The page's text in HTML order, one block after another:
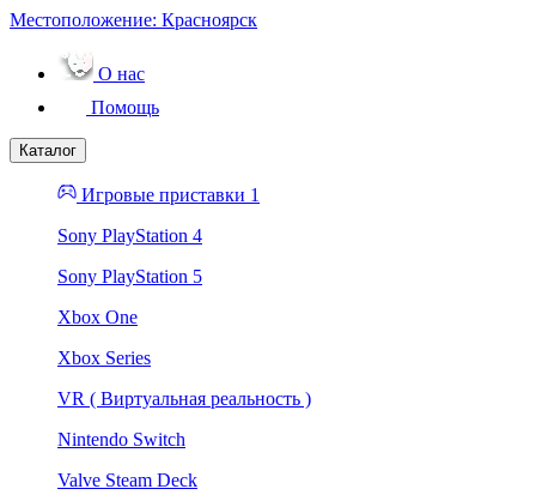
Местоположение: Красноярск
О нас
Помощь
Каталог
Игровые приставки 1
Sony PlayStation 4
Sony PlayStation 5
Xbox One
Xbox Series
VR ( Виртуальная реальность )
Nintendo Switch
Valve Steam Deck